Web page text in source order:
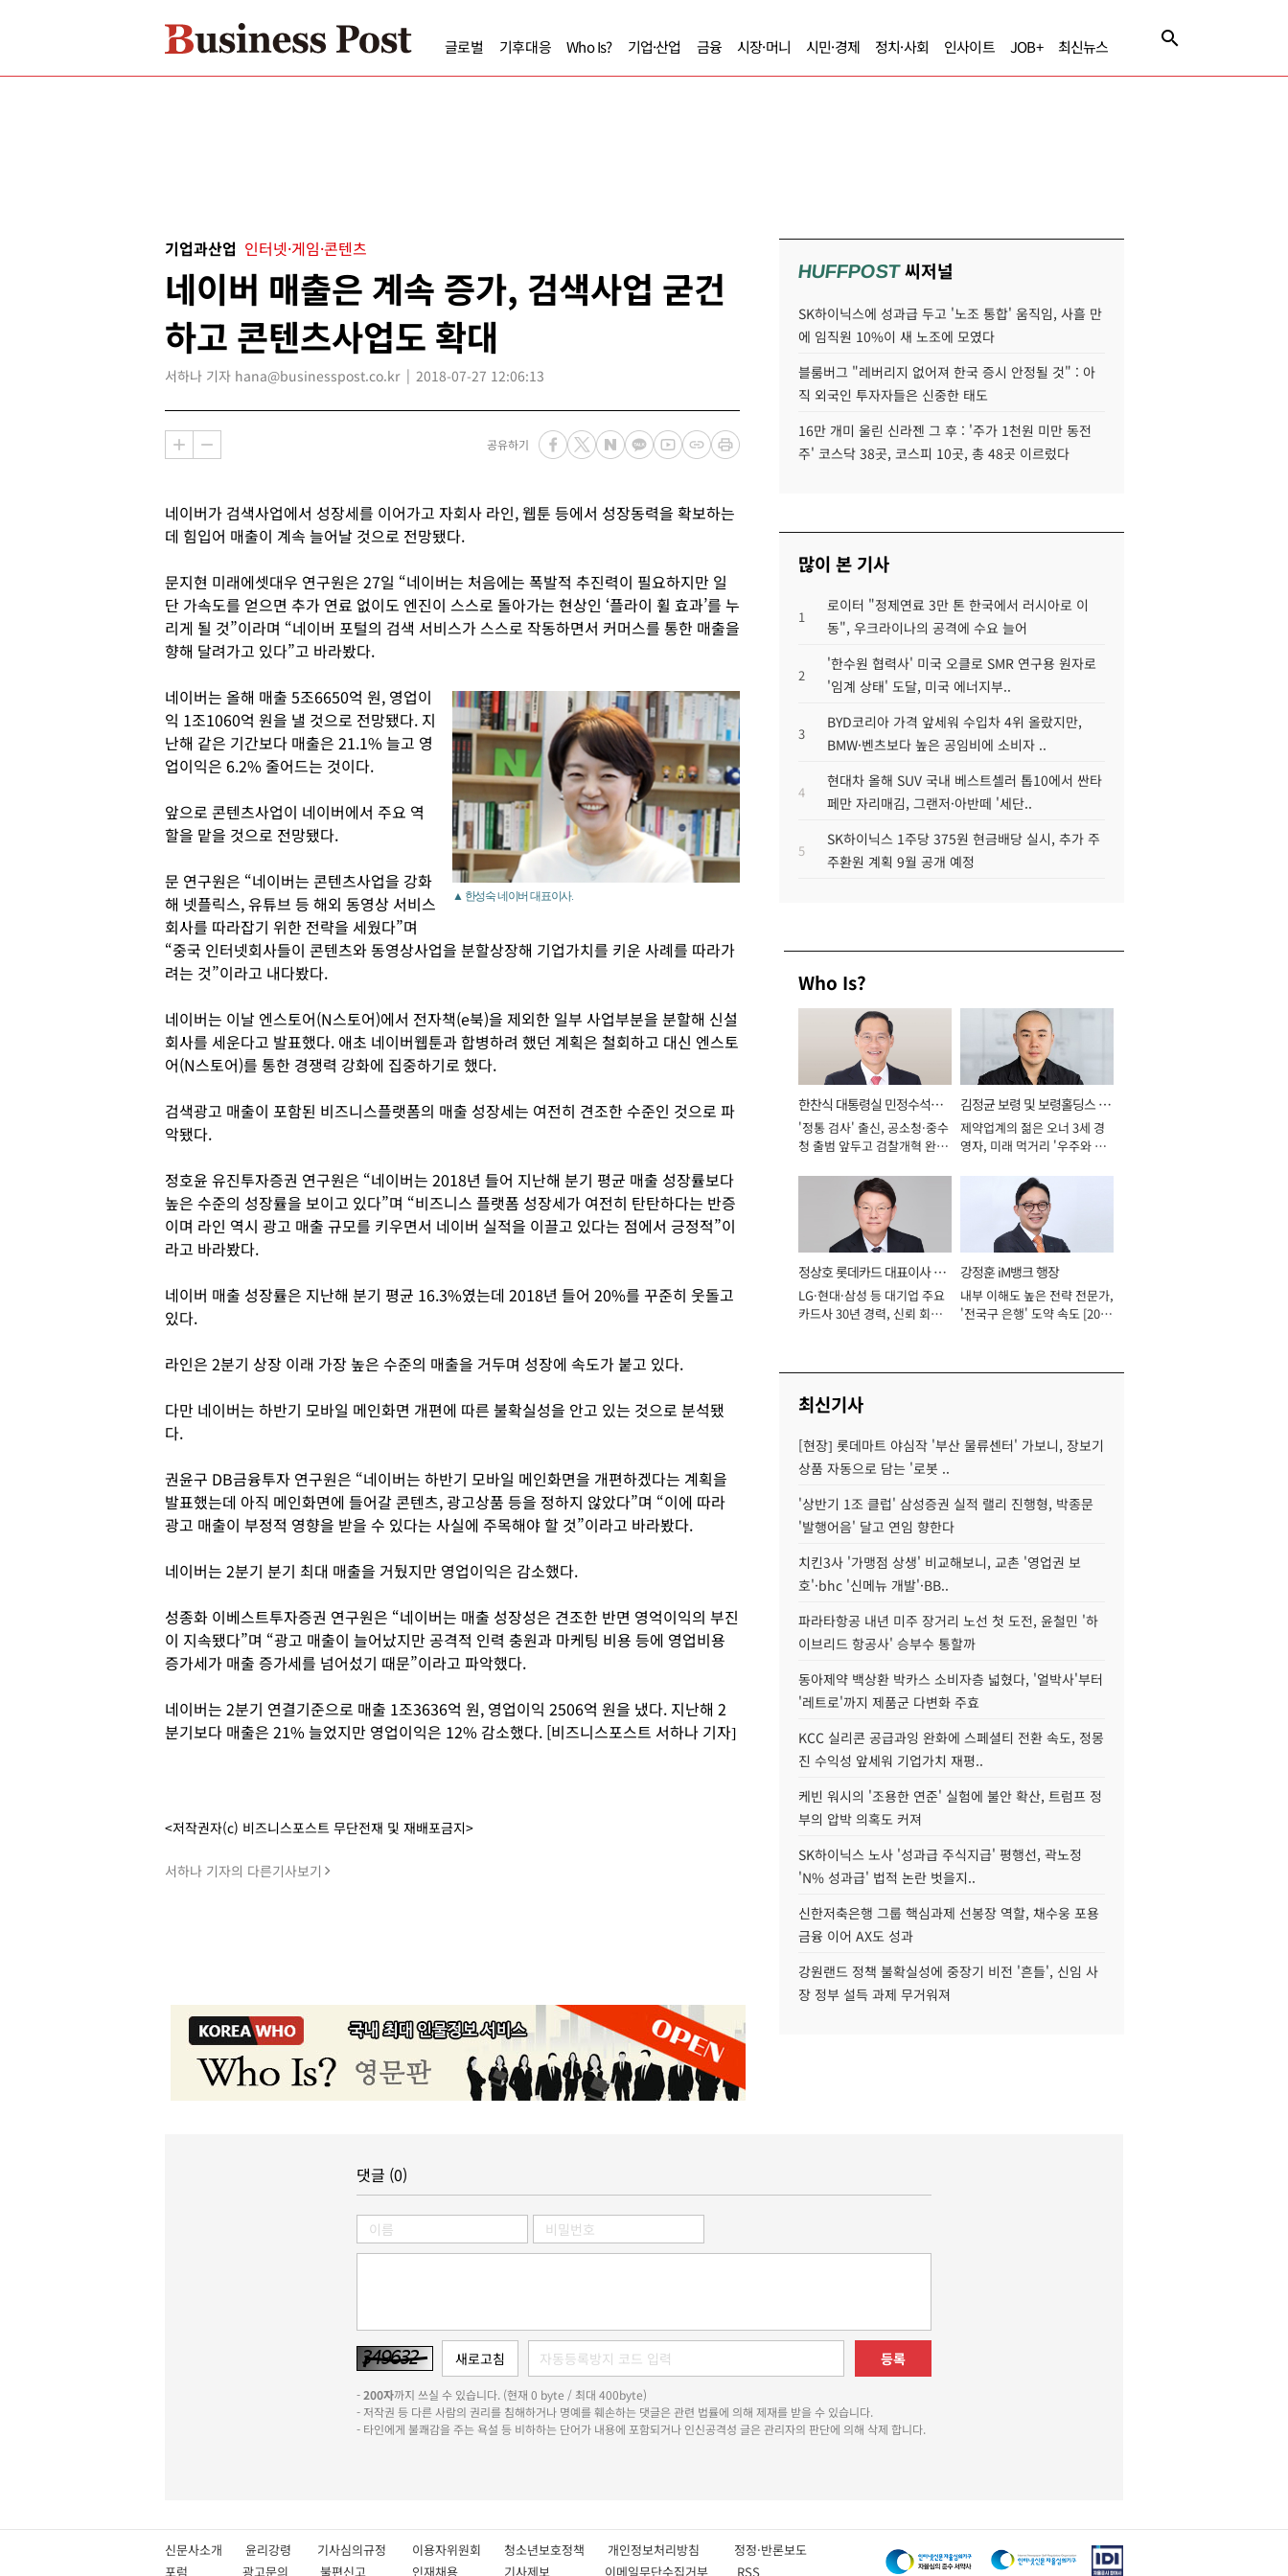
글로벌 기후대응 Who Is? 기업·산업 금융 시장·머니 시민·경제 정치·사회 인사이트 JOB+ 최신뉴스
기업과산업 인터넷·게임·콘텐츠
네이버 매출은 계속 증가, 검색사업 굳건
하고 콘텐츠사업도 확대
서하나 기자 hana@businesspost.co.kr 2018-07-27 12:06:13
공유하기
네이버가 검색사업에서 성장세를 이어가고 자회사 라인, 웹툰 등에서 성장동력을 확보하는
데 힘입어 매출이 계속 늘어날 것으로 전망됐다.
문지현 미래에셋대우 연구원은 27일 “네이버는 처음에는 폭발적 추진력이 필요하지만 일
단 가속도를 얻으면 추가 연료 없이도 엔진이 스스로 돌아가는 현상인 ‘플라이 휠 효과’를 누
리게 될 것”이라며 “네이버 포털의 검색 서비스가 스스로 작동하면서 커머스를 통한 매출을
향해 달려가고 있다”고 바라봤다.
▲ 한성숙 네이버 대표이사.
네이버는 올해 매출 5조6650억 원, 영업이
익 1조1060억 원을 낼 것으로 전망됐다. 지
난해 같은 기간보다 매출은 21.1% 늘고 영
업이익은 6.2% 줄어드는 것이다.
앞으로 콘텐츠사업이 네이버에서 주요 역
할을 맡을 것으로 전망됐다.
문 연구원은 “네이버는 콘텐츠사업을 강화
해 넷플릭스, 유튜브 등 해외 동영상 서비스
회사를 따라잡기 위한 전략을 세웠다”며
“중국 인터넷회사들이 콘텐츠와 동영상사업을 분할상장해 기업가치를 키운 사례를 따라가
려는 것”이라고 내다봤다.
네이버는 이날 엔스토어(N스토어)에서 전자책(e북)을 제외한 일부 사업부분을 분할해 신설
회사를 세운다고 발표했다. 애초 네이버웹툰과 합병하려 했던 계획은 철회하고 대신 엔스토
어(N스토어)를 통한 경쟁력 강화에 집중하기로 했다.
검색광고 매출이 포함된 비즈니스플랫폼의 매출 성장세는 여전히 견조한 수준인 것으로 파
악됐다.
정호윤 유진투자증권 연구원은 “네이버는 2018년 들어 지난해 분기 평균 매출 성장률보다
높은 수준의 성장률을 보이고 있다”며 “비즈니스 플랫폼 성장세가 여전히 탄탄하다는 반증
이며 라인 역시 광고 매출 규모를 키우면서 네이버 실적을 이끌고 있다는 점에서 긍정적”이
라고 바라봤다.
네이버 매출 성장률은 지난해 분기 평균 16.3%였는데 2018년 들어 20%를 꾸준히 웃돌고
있다.
라인은 2분기 상장 이래 가장 높은 수준의 매출을 거두며 성장에 속도가 붙고 있다.
다만 네이버는 하반기 모바일 메인화면 개편에 따른 불확실성을 안고 있는 것으로 분석됐
다.
권윤구 DB금융투자 연구원은 “네이버는 하반기 모바일 메인화면을 개편하겠다는 계획을
발표했는데 아직 메인화면에 들어갈 콘텐츠, 광고상품 등을 정하지 않았다”며 “이에 따라
광고 매출이 부정적 영향을 받을 수 있다는 사실에 주목해야 할 것”이라고 바라봤다.
네이버는 2분기 분기 최대 매출을 거뒀지만 영업이익은 감소했다.
성종화 이베스트투자증권 연구원은 “네이버는 매출 성장성은 견조한 반면 영억이익의 부진
이 지속됐다”며 “광고 매출이 늘어났지만 공격적 인력 충원과 마케팅 비용 등에 영업비용
증가세가 매출 증가세를 넘어섰기 때문”이라고 파악했다.
네이버는 2분기 연결기준으로 매출 1조3636억 원, 영업이익 2506억 원을 냈다. 지난해 2
분기보다 매출은 21% 늘었지만 영업이익은 12% 감소했다. [비즈니스포스트 서하나 기자]
<저작권자(c) 비즈니스포스트 무단전재 및 재배포금지>
서하나 기자의 다른기사보기
HUFFPOST씨저널
SK하이닉스에 성과급 두고 '노조 통합' 움직임, 사흘 만
에 임직원 10%이 새 노조에 모였다
블룸버그 "레버리지 없어져 한국 증시 안정될 것" : 아
직 외국인 투자자들은 신중한 태도
16만 개미 울린 신라젠 그 후 : '주가 1천원 미만 동전
주' 코스닥 38곳, 코스피 10곳, 총 48곳 이르렀다
많이 본 기사
1
로이터 "정제연료 3만 톤 한국에서 러시아로 이
동", 우크라이나의 공격에 수요 늘어
2
'한수원 협력사' 미국 오클로 SMR 연구용 원자로
'임계 상태' 도달, 미국 에너지부..
3
BYD코리아 가격 앞세워 수입차 4위 올랐지만,
BMW·벤츠보다 높은 공임비에 소비자 ..
4
현대차 올해 SUV 국내 베스트셀러 톱10에서 싼타
페만 자리매김, 그랜저·아반떼 '세단..
5
SK하이닉스 1주당 375원 현금배당 실시, 추가 주
주환원 계획 9월 공개 예정
Who Is?
한찬식 대통령실 민정수석비
서관
'정통 검사' 출신, 공소청·중수
청 출범 앞두고 검찰개혁 완수
김정균 보령 및 보령홀딩스 대
표이사 사장
제약업계의 젊은 오너 3세 경
영자, 미래 먹거리 '우주와 헬
정상호 롯데카드 대표이사 사
장
LG·현대·삼성 등 대기업 주요
카드사 30년 경력, 신뢰 회복
강정훈 iM뱅크 행장
내부 이해도 높은 전략 전문가,
'전국구 은행' 도약 속도 [2026
최신기사
[현장] 롯데마트 야심작 '부산 물류센터' 가보니, 장보기
상품 자동으로 담는 '로봇 ..
'상반기 1조 클럽' 삼성증권 실적 랠리 진행형, 박종문
'발행어음' 달고 연임 향한다
치킨3사 '가맹점 상생' 비교해보니, 교촌 '영업권 보
호'·bhc '신메뉴 개발'·BB..
파라타항공 내년 미주 장거리 노선 첫 도전, 윤철민 '하
이브리드 항공사' 승부수 통할까
동아제약 백상환 박카스 소비자층 넓혔다, '얼박사'부터
'레트로'까지 제품군 다변화 주효
KCC 실리콘 공급과잉 완화에 스페셜티 전환 속도, 정몽
진 수익성 앞세워 기업가치 재평..
케빈 워시의 '조용한 연준' 실험에 불안 확산, 트럼프 정
부의 압박 의혹도 커져
SK하이닉스 노사 '성과급 주식지급' 평행선, 곽노정
'N% 성과급' 법적 논란 벗을지..
신한저축은행 그룹 핵심과제 선봉장 역할, 채수웅 포용
금융 이어 AX도 성과
강원랜드 정책 불확실성에 중장기 비전 '흔들', 신임 사
장 정부 설득 과제 무거워져
댓글 (0)
등록
-200자까지 쓰실 수 있습니다. (현재 0 byte / 최대 400byte)
- 저작권 등 다른 사람의 권리를 침해하거나 명예를 훼손하는 댓글은 관련 법률에 의해 제재를 받을 수 있습니다.
- 타인에게 불쾌감을 주는 욕설 등 비하하는 단어가 내용에 포함되거나 인신공격성 글은 관리자의 판단에 의해 삭제 합니다.
신문사소개 윤리강령 기사심의규정 이용자위원회 청소년보호정책 개인정보처리방침 정정·반론보도
포럼
광고문의 불편신고 인재채용 기사제보 이메일무단수집거부 RSS